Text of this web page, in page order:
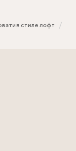
в стиле лофт